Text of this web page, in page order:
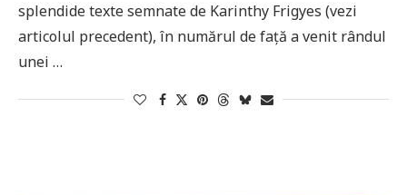
splendide texte semnate de Karinthy Frigyes (vezi
articolul precedent), în numărul de față a venit rândul
unei …